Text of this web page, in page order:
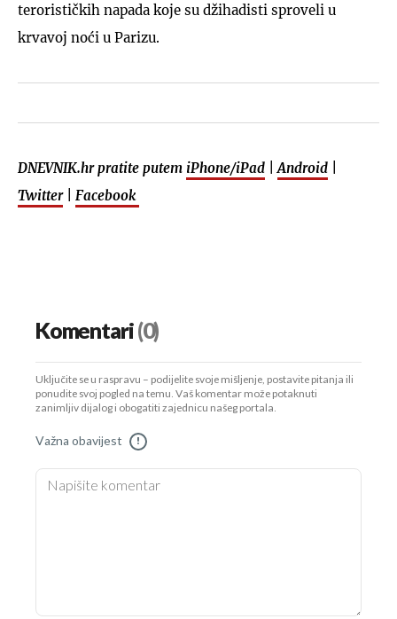
terorističkih napada koje su džihadisti sproveli u
krvavoj noći u Parizu.
DNEVNIK.hr pratite putem iPhone/iPad Android
Twitter| Facebook
Komentari(0)
Uključite se u raspravu – podijelite svoje mišljenje, postavite pitanja ili
ponudite svoj pogled na temu. Vaš komentar može potaknuti
zanimljiv dijalog i obogatiti zajednicu našeg portala.
Važna obavijest !